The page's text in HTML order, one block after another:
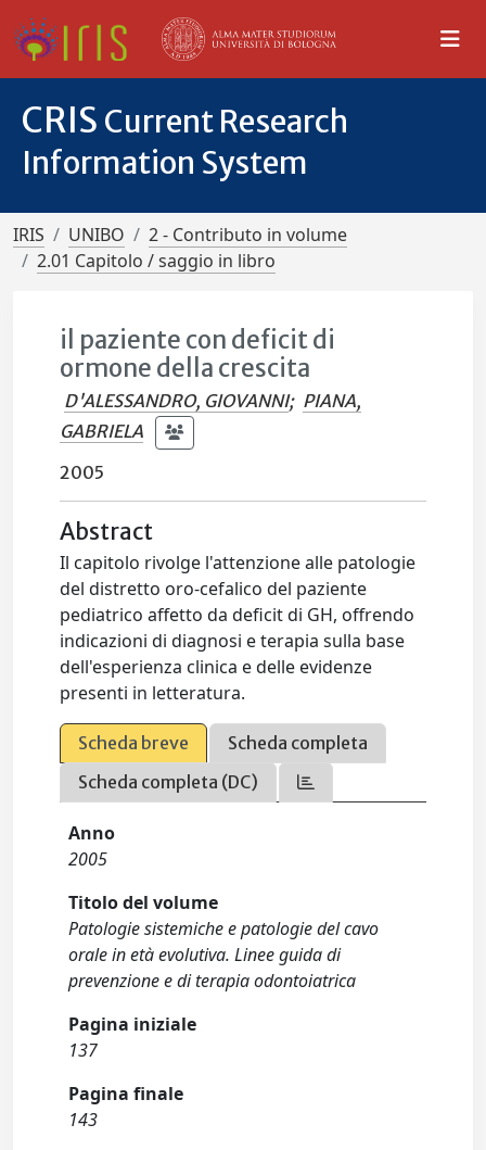
CRIS Current Research
Information System
IRIS UNIBO
2 - Contributo in volume
2.01 Capitolo / saggio in libro
il paziente con deficit di
ormone della crescita
D'ALESSANDRO, GIOVANNI; PIANA,
GABRIELA
2005
Abstract
Il capitolo rivolge l'attenzione alle patologie
del distretto oro-cefalico del paziente
pediatrico affetto da deficit di GH, offrendo
indicazioni di diagnosi e terapia sulla base
dell'esperienza clinica e delle evidenze
presenti in letteratura.
Scheda breve
Scheda completa
Scheda completa (DC)
Anno
2005
Titolo del volume
Patologie sistemiche e patologie del cavo
orale in età evolutiva. Linee guida di
prevenzione e di terapia odontoiatrica
Pagina iniziale
137
Pagina finale
143